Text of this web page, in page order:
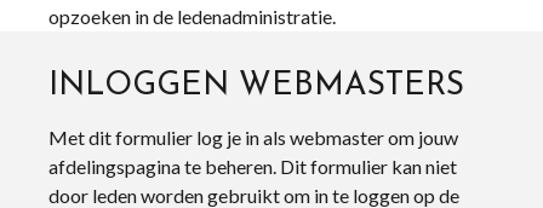
opzoeken in de ledenadministratie.
INLOGGEN WEBMASTERS
Met dit formulier log je in als webmaster om jouw
afdelingspagina te beheren. Dit formulier kan niet
door leden worden gebruikt om in te loggen op de